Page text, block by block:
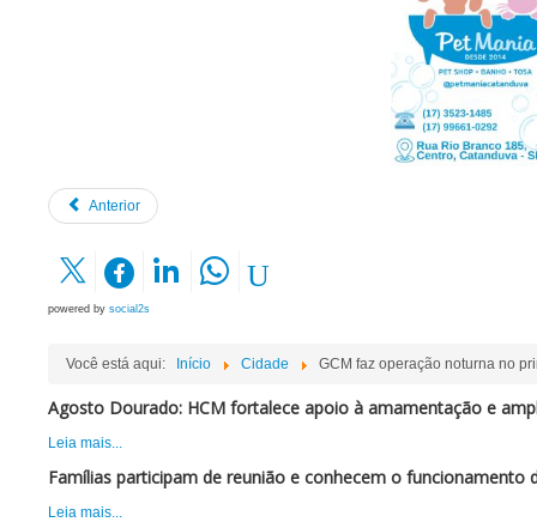
Anterior
powered by social2s
Você está aqui: Início Cidade GCM faz operação noturna no
Agosto Dourado: HCM fortalece apoio à amamentação e
Leia mais...
Famílias participam de reunião e conhecem o funcionamento
Leia mais...